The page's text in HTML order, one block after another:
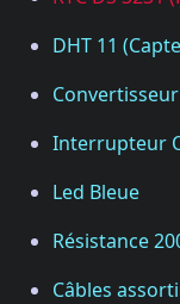
DHT 11
Interrupteur
Led Bleue
Résistance
Câbles